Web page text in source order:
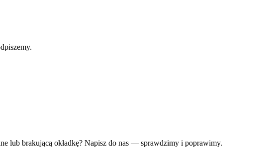
lub brakującą okładkę? Napisz do nas — sprawdzimy i poprawimy.